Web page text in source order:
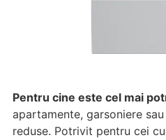
Pentru cine este cel mai
apartamente, garsoniere
reduse. Potrivit pentru cei